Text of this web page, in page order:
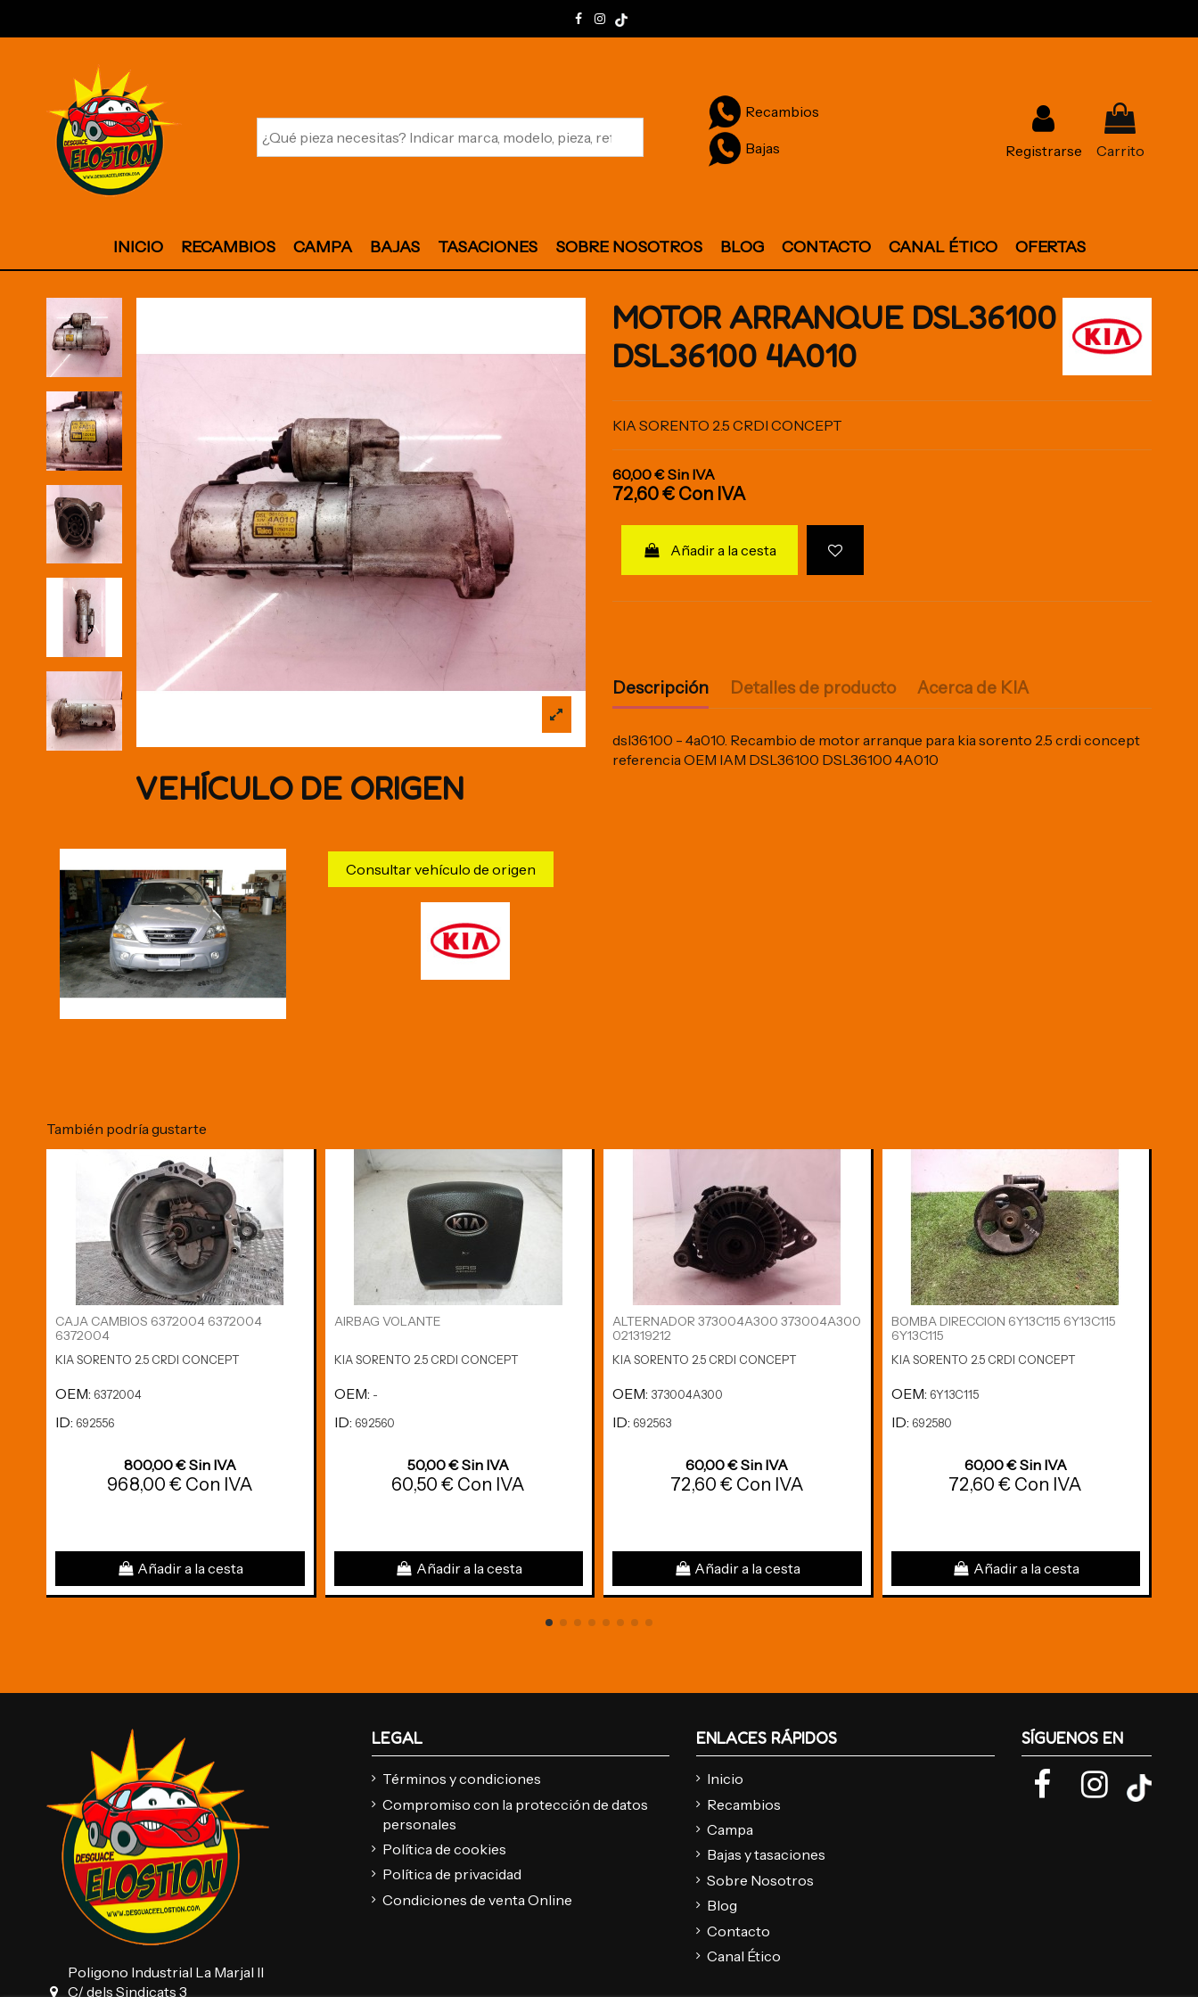
Recambios
Bajas Registrarse Carrito
INICIO RECAMBIOS CAMPA BAJAS TASACIONES SOBRE NOSOTROS BLOG CONTACTO CANAL ÉTICO OFERTAS
VEHÍCULO DE ORIGEN
Consultar vehículo de origen
MOTOR ARRANQUE DSL36100
DSL36100 4A010
KIA SORENTO 2.5 CRDI CONCEPT
60,00 €Sin IVA
72,60 € Con IVA
Añadir a la cesta
Descripción Detalles de producto Acerca de KIA
dsl36100 - 4a010. Recambio de motor arranque para kia sorento 2.5 crdi concept
referencia OEM IAM DSL36100 DSL36100 4A010
También podría gustarte
CAJA CAMBIOS 6372004 6372004
6372004
KIA SORENTO 2.5 CRDI CONCEPT
OEM: 6372004
ID: 692556
800,00 € Sin IVA
968,00 € Con IVA
Añadir a la cesta
AIRBAG VOLANTE
KIA SORENTO 2.5 CRDI CONCEPT
OEM: -
ID: 692560
50,00 € Sin IVA
60,50 € Con IVA
Añadir a la cesta
ALTERNADOR 373004A300 373004A300
021319212
KIA SORENTO 2.5 CRDI CONCEPT
OEM: 373004A300
ID: 692563
60,00 € Sin IVA
72,60 € Con IVA
Añadir a la cesta
BOMBA DIRECCION 6Y13C115 6Y13C115
6Y13C115
KIA SORENTO 2.5 CRDI CONCEPT
OEM: 6Y13C115
ID: 692580
60,00 € Sin IVA
72,60 € Con IVA
Añadir a la cesta
Poligono Industrial La Marjal II
C/ dels Sindicats 3
LEGAL
Términos y condiciones
Compromiso con la protección de datos
personales
Política de cookies
Política de privacidad
Condiciones de venta Online
ENLACES RÁPIDOS
Inicio
Recambios
Campa
Bajas y tasaciones
Sobre Nosotros
Blog
Contacto
Canal Ético
SÍGUENOS EN